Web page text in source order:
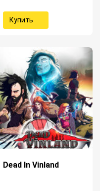
Купить
Dead In Vinland